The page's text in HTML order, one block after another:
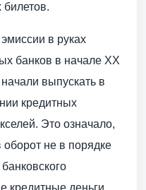
билетов.
в руках
банков в начале XX
выпускать в
кредитных
Это означало,
оборот не в порядке